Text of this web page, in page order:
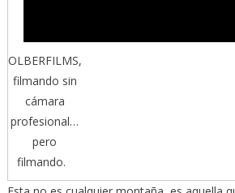
OLBERFILMS,
filmando sin
cámara
profesional…
pero
filmando.